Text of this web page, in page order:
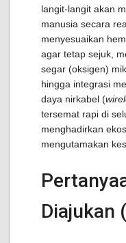
langit-langit akan
manusia secara
menyesuaikan
agar tetap sejuk,
segar (oksigen)
hingga integrasi
daya nirkabel (
tersemat rapi di
menghadirkan
mengutamakan
Diajukan